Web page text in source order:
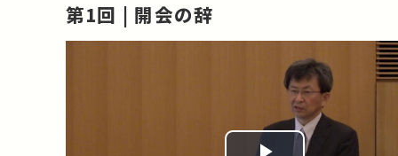
第1回 | 開会の辞